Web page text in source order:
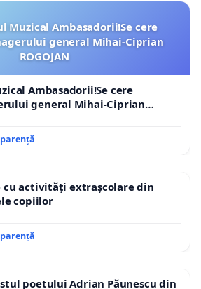
Muzical Ambasadorii!Se cere
general Mihai-Ciprian
ROGOJAN
Ambasadorii!Se cere
general Mihai-Ciprian
cu activități extrașcolare din
copiilor
poetului Adrian Păunescu din